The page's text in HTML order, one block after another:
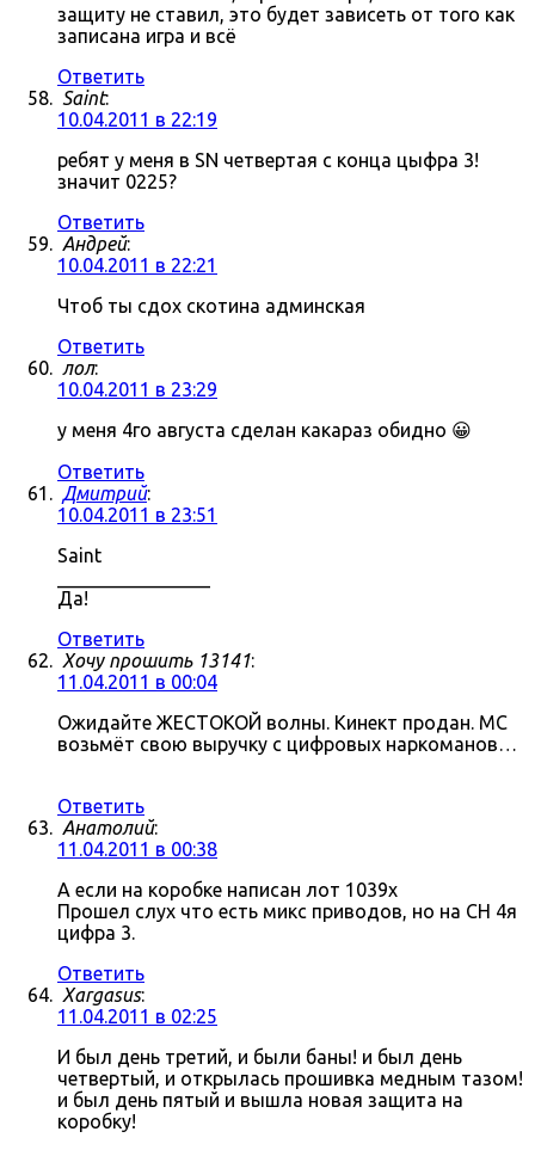
защиту не ставил, это будет зависеть от того как
записана игра и всё
Ответить
Saint:
10.04.2011 в 22:19
ребят у меня в SN четвертая с конца цыфра 3!
значит 0225?
Ответить
Андрей:
10.04.2011 в 22:21
Чтоб ты сдох скотина админская
Ответить
лол:
10.04.2011 в 23:29
у меня 4го августа сделан какараз обидно 😀
Ответить
Дмитрий:
10.04.2011 в 23:51
Saint
Да!
Ответить
Хочу прошить 13141:
11.04.2011 в 00:04
Ожидайте ЖЕСТОКОЙ волны. Кинект продан. МС
возьмёт свою выручку с цифровых наркоманов…
Ответить
Анатолий:
11.04.2011 в 00:38
А если на коробке написан лот 1039x
Прошел слух что есть микс приводов, но на СН 4я
цифра 3.
Ответить
Xargasus:
11.04.2011 в 02:25
И был день третий, и были баны! и был день
четвертый, и открылась прошивка медным тазом!
и был день пятый и вышла новая защита на
коробку!